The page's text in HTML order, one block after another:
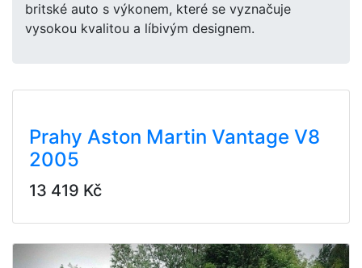
britské auto s výkonem, které se vyznačuje
vysokou kvalitou a líbivým designem.
Prahy Aston Martin Vantage V8
2005
13 419 Kč